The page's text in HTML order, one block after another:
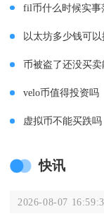
fil币什么时候实事
以太坊多少钱可
币被盗了还没买
velo币值得投资吗
虚拟币不能买跌吗
快讯
2026-08-07